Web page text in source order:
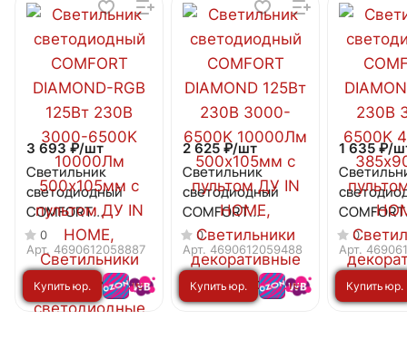
3 693 ₽/шт
Светильник
светодиодный
COMFORT
DIAMOND-RGB
125Вт 230В 3000-
6500K 10000Лм
500x105мм с
пультом ДУ IN
0
Арт. 4690612058887
Купить юр.
2 625 ₽/шт
Светильник
светодиодный
COMFORT
DIAMOND 125Вт
230В 3000-6500K
10000Лм
500x105мм с
пультом ДУ IN
0
Арт. 4690612059488
Купить юр.
1 635 ₽/
COMFORT
DIAMOND
230В
4400Лм
с
HOME
0
Арт.
Купить юр.